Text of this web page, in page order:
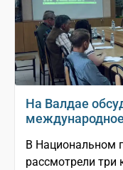
На Валдае
В Национальном
рассмотрели три